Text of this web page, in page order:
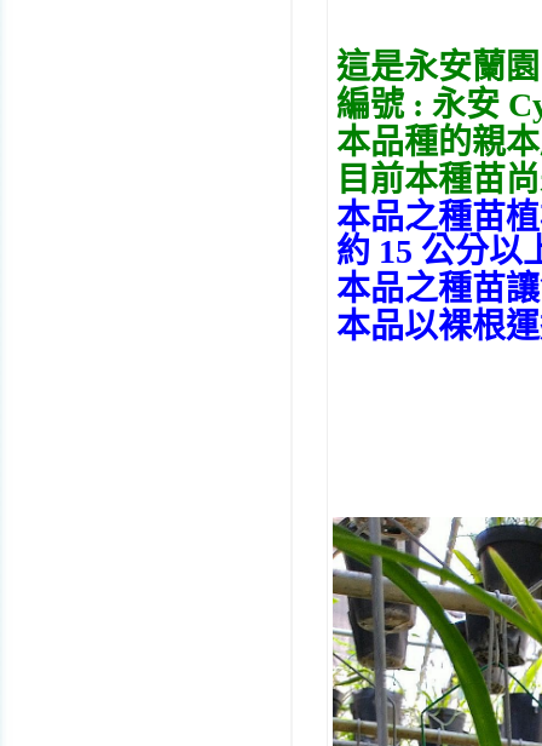
這是永安蘭
編號 : 永安
本品種的親
目前本種苗
本品之種苗
約 15 公分以
本品之種苗
本品以裸根